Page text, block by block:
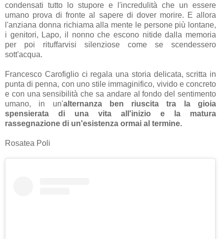
condensati tutto lo stupore e l'incredulità che un essere
umano prova di fronte al sapere di dover morire. E allora
l'anziana donna richiama alla mente le persone più lontane,
i genitori, Lapo, il nonno che escono nitide dalla memoria
per poi rituffarvisi silenziose come se scendessero
sott'acqua.
Francesco Carofiglio ci regala una storia delicata, scritta in
punta di penna, con uno stile immaginifico, vivido e concreto
e con una sensibilità che sa andare al fondo del sentimento
umano, in un'alternanza ben riuscita tra la gioia
spensierata di una vita all'inizio e la matura
rassegnazione di un'esistenza ormai al termine.
Rosatea Poli